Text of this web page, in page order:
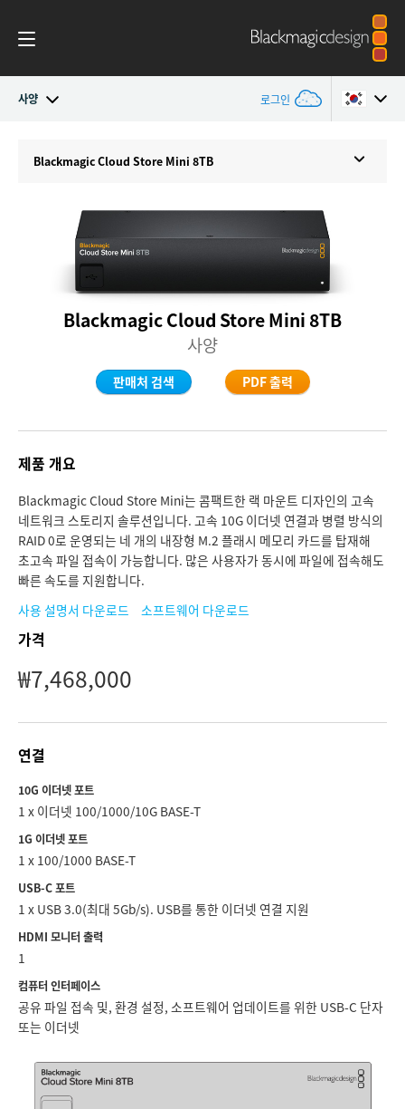
사양 로그인
Austria
Brazil
Denmark
France
Germany
Hong Kong SAR, China
India
Italy
Korea
Netherlands
New Zealand
Norway
Poland
Singapore
Spain
BlackmagicCloud Store Mini 8TB
Blackmagic Cloud Store Mini 8TB
사양
판매처 검색 PDF 출력
제품 개요
Blackmagic Cloud Store Mini는 콤팩트한 랙 마운트 디자인의 고속
네트워크 스토리지 솔루션입니다. 고속 10G 이더넷 연결과 병렬 방식의
RAID 0로 운영되는 네 개의 내장형 M.2 플래시 메모리 카드를 탑재해
초고속 파일 접속이 가능합니다. 많은 사용자가 동시에 파일에 접속해도
빠른 속도를 지원합니다.
사용 설명서 다운로드
소프트웨어 다운로드
가격
₩7,468,000
연결
10G 이더넷 포트
1 x 이더넷 100/1000/10G BASE-T
1G 이더넷 포트
1 x 100/1000 BASE-T
USB-C 포트
1 x USB 3.0(최대 5Gb/s). USB를 통한 이더넷 연결 지원
HDMI 모니터 출력
1
컴퓨터 인터페이스
공유 파일 접속 및, 환경 설정, 소프트웨어 업데이트를 위한 USB-C 단자
또는 이더넷